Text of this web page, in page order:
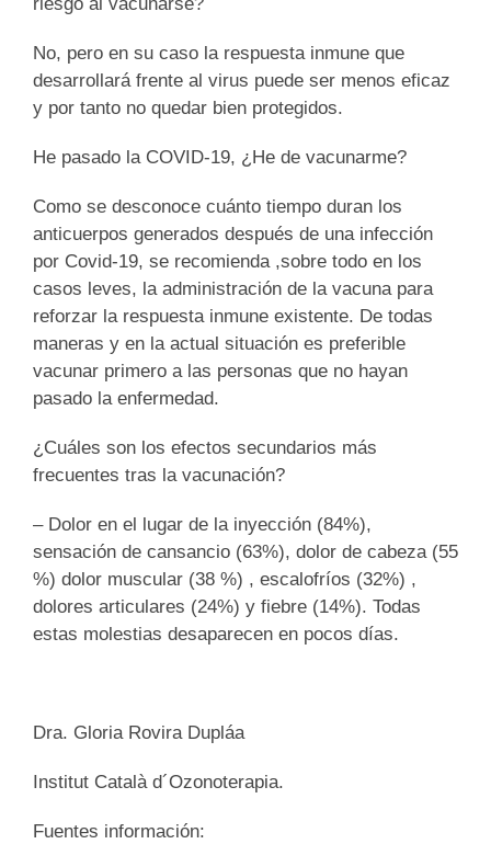
No, pero en su caso la respuesta inmune que
desarrollará frente al virus puede ser menos eficaz
y por tanto no quedar bien protegidos.
He pasado la COVID-19, ¿He de vacunarme?
Como se desconoce cuánto tiempo duran los
anticuerpos generados después de una infección
por Covid-19, se recomienda ,sobre todo en los
casos leves, la administración de la vacuna para
reforzar la respuesta inmune existente. De todas
maneras y en la actual situación es preferible
vacunar primero a las personas que no hayan
pasado la enfermedad.
¿Cuáles son los efectos secundarios más
frecuentes tras la vacunación?
– Dolor en el lugar de la inyección (84%),
sensación de cansancio (63%), dolor de cabeza (55
%) dolor muscular (38 %) , escalofríos (32%) ,
dolores articulares (24%) y fiebre (14%). Todas
estas molestias desaparecen en pocos días.
Dra. Gloria Rovira Dupláa
Institut Català d´Ozonoterapia.
Fuentes información: